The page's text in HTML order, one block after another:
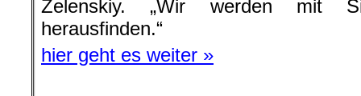
Zelenskiy. „Wir werden mit
herausfinden.“
hier geht es weiter »